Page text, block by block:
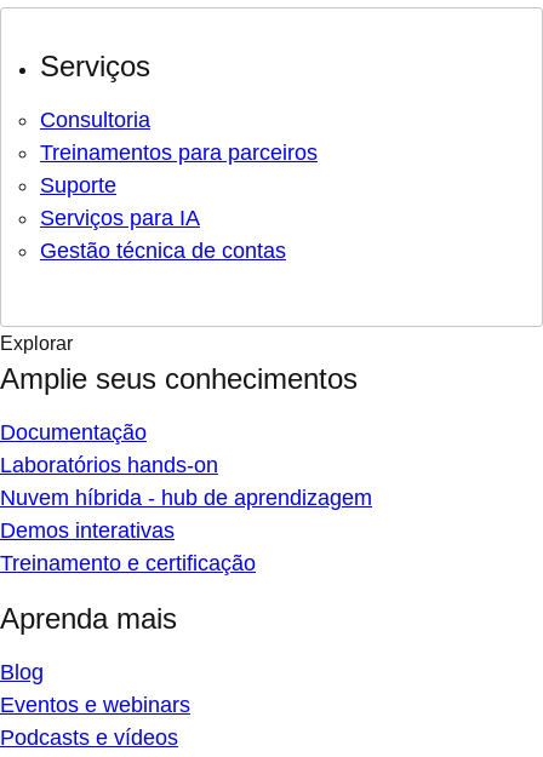
Serviços
Consultoria
Treinamentos para parceiros
Suporte
Serviços para IA
Gestão técnica de contas
Explorar
Amplie seus conhecimentos
Documentação
Laboratórios hands-on
Nuvem híbrida - hub de aprendizagem
Demos interativas
Treinamento e certificação
Aprenda mais
Blog
Eventos e webinars
Podcasts e vídeos